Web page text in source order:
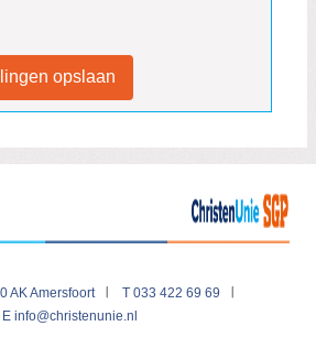
opslaan
AK Amersfoort
T 033 422 69 69
E info@christenunie.nl